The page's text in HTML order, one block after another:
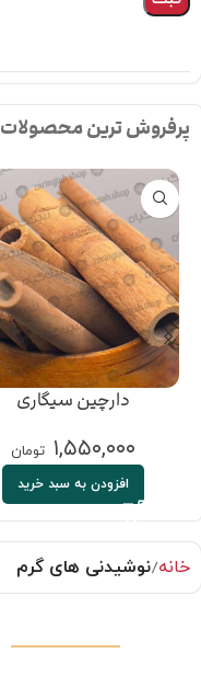
پرفروش ترین محصولات
دارچین سیگاری
۱,۵۵۰,۰۰۰ تومان
افزودن به سبد خرید
خانه نوشیدنی های گرم